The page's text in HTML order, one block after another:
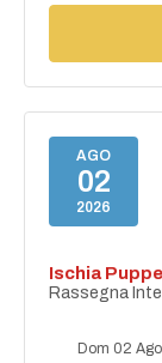
AGO
02
2026
Ischia
Rassegna
Dom 02